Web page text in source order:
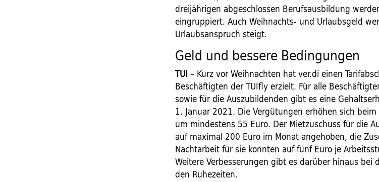
dreijährigen abgeschlossen Berufsausbildung
eingruppiert. Auch Weihnachts- und Urlaubsgeld
Urlaubsanspruch steigt.
Geld und bessere Bedingungen
TUI – Kurz vor Weihnachten hat ver.di einen
Beschäftigten der TUIfly erzielt. Für alle
sowie für die Auszubildenden gibt es eine
1. Januar 2021. Die Vergütungen erhöhen sich
um mindestens 55 Euro. Der Mietzuschuss für die
auf maximal 200 Euro im Monat angehoben, die
Nachtarbeit für sie konnten auf fünf Euro je
Weitere Verbesserungen gibt es darüber hinaus bei
den Ruhezeiten.